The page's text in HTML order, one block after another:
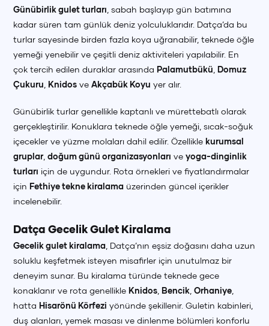
Günübirlik gulet turları , sabah başlayıp gün batımına
kadar süren tam günlük deniz yolculuklarıdır. Datça’da bu
turlar sayesinde birden fazla koya uğranabilir, teknede öğle
yemeği yenebilir ve çeşitli deniz aktiviteleri yapılabilir. En
çok tercih edilen duraklar arasında Palamutbükü Domuz
Çukuru Knidos veAkçabük Koyu yer alır.
Günübirlik turlar genellikle kaptanlı ve mürettebatlı olarak
gerçekleştirilir. Konuklara teknede öğle yemeği, sıcak-soğuk
içecekler ve yüzme molaları dahil edilir. Özellikle kurumsal
gruplar ,doğum günü organizasyonları veyoga-dinginlik
turları için de uygundur. Rota örnekleri ve fiyatlandırmalar
için Fethiye tekne kiralama üzerinden güncel içerikler
incelenebilir.
Datça Gecelik Gulet Kiralama
Gecelik gulet kiralama , Datça’nın eşsiz doğasını daha uzun
soluklu keşfetmek isteyen misafirler için unutulmaz bir
deneyim sunar. Bu kiralama türünde teknede gece
konaklanır ve rota genellikle Knidos Bencik ,Orhaniye
hatta Hisarönü Körfezi yönünde şekillenir. Guletin kabinleri,
duş alanları, yemek masası ve dinlenme bölümleri konforlu